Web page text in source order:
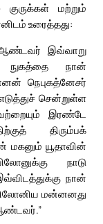
மற்றும்
உரைத்தது:
இவ்வாறு
நுகத்தை நான்
நெபுகத்னேசர்
சென்றுள்ள
இரண்டே
திரும்பக்
யூதாவின்
நாடு
நான்
மன்னனது